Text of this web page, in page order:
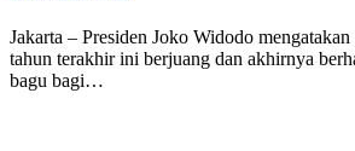
Jakarta – Presiden Joko Widodo
tahun terakhir ini berjuang dan akhirnya
bagu bagi…